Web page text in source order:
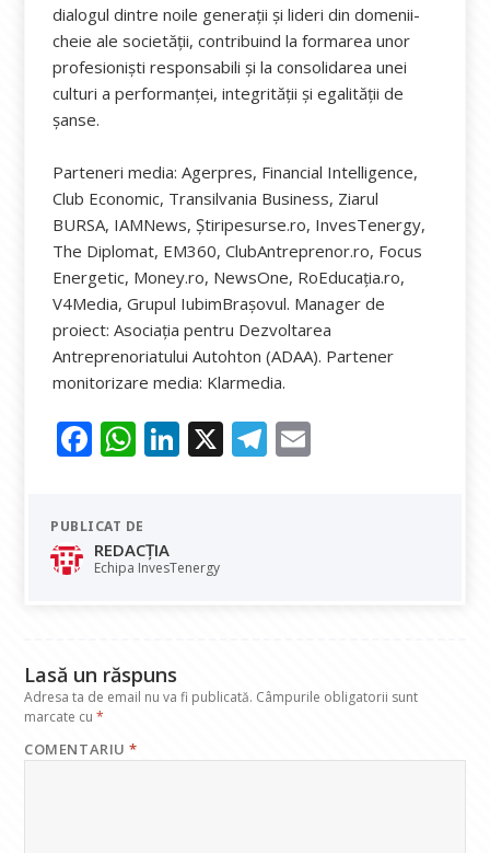
dialogul dintre noile generații și lideri din domenii-
cheie ale societății, contribuind la formarea unor
profesioniști responsabili și la consolidarea unei
culturi a performanței, integrității și egalității de
șanse.
Parteneri media: Agerpres, Financial Intelligence,
Club Economic, Transilvania Business, Ziarul
BURSA, IAMNews, Știripesurse.ro, InvesTenergy,
The Diplomat, EM360, ClubAntreprenor.ro, Focus
Energetic, Money.ro, NewsOne, RoEducația.ro,
V4Media, Grupul IubimBrașovul. Manager de
proiect: Asociația pentru Dezvoltarea
Antreprenoriatului Autohton (ADAA). Partener
monitorizare media: Klarmedia.
F
e
b
o
W
at
s
A
Li
dI
X T
PUBLICAT DE
REDACȚIA
Echipa InvesTenergy
Lasă un răspuns
Adresa ta de email nu va fi publicată. Câmpurile obligatorii sunt
marcate cu*
COMENTARIU*